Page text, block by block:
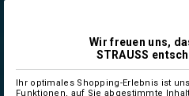
Wir freuen uns,
STRAUSS
Ihr optimales Shopping-Erlebnis ist
Funktionen, auf Sie abgestimmte